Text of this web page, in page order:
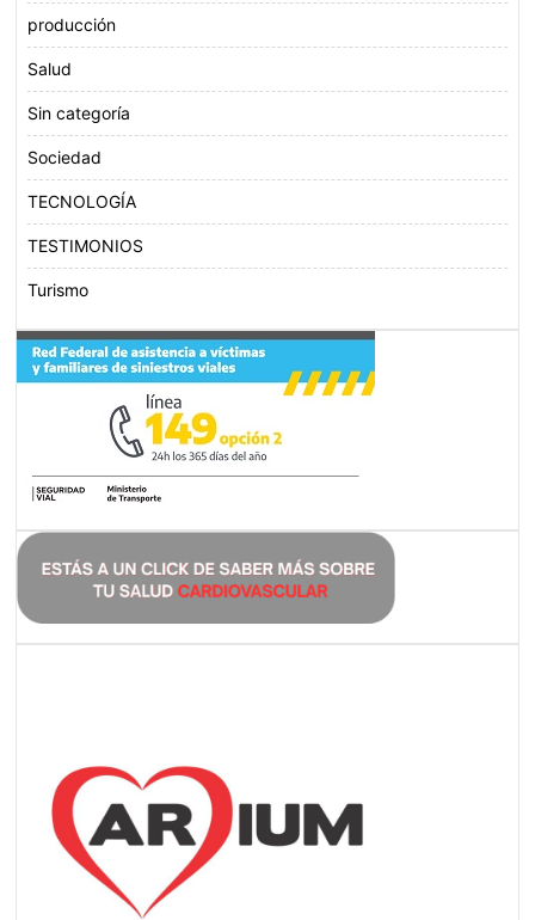
producción
Salud
Sin categoría
Sociedad
TECNOLOGÍA
TESTIMONIOS
Turismo